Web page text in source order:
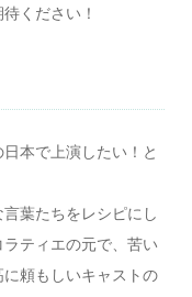
ください！
本で上演したい！と
葉たちをレシピにし
ティエの元で、苦い
頼もしいキャストの